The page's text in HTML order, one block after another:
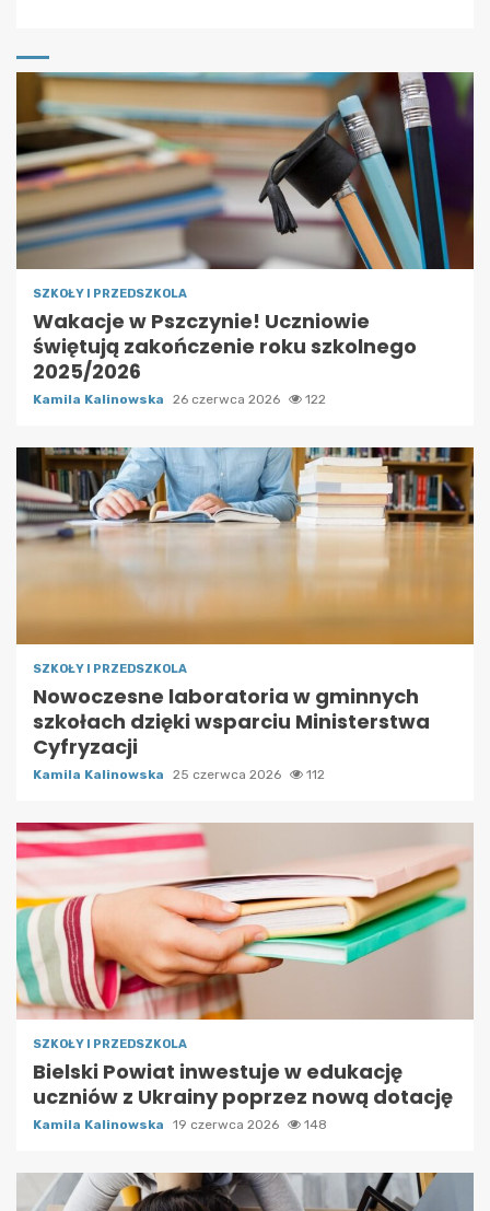
SZKOŁY I PRZEDSZKOLA
Wakacje w Pszczynie! Uczniowie
świętują zakończenie roku szkolnego
2025/2026
Kamila Kalinowska 26 czerwca 2026 122
SZKOŁY I PRZEDSZKOLA
Nowoczesne laboratoria w gminnych
szkołach dzięki wsparciu Ministerstwa
Cyfryzacji
Kamila Kalinowska 25 czerwca 2026 112
SZKOŁY I PRZEDSZKOLA
Bielski Powiat inwestuje w edukację
uczniów z Ukrainy poprzez nową dotację
Kamila Kalinowska 19 czerwca 2026 148